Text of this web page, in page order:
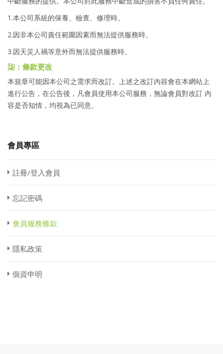
1.本公司系統的保養、檢查、修理時。
2.因非本公司責任範圍因素而無法提供服務時。
3.因天災人禍等意外而無法提供服務時。
柒：條款更改
本規章可能因本公司之需求而改訂。上述之改訂內容會在本網站上
進行公告，在公告後，凡會員使用本公司服務，無論會員對改訂 內
容是否知情，均視為已同意。
會員專區
註冊/登入會員
忘記密碼
會員服務條款
隱私政策
個資申明